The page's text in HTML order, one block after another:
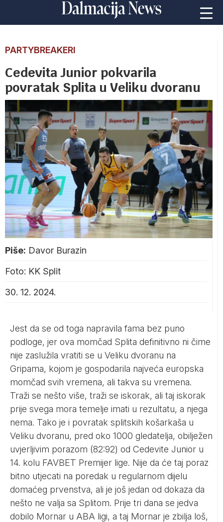
PARTYBREAKERI
Cedevita Junior pokvarila
povratak Splita u Veliku dvoranu
Piše: Davor Burazin
Foto: KK Split
30. 12. 2024.
Jest da se od toga napravila fama bez puno
podloge, jer ova momčad Splita definitivno ni čime
nije zaslužila vratiti se u Veliku dvoranu na
Gripama, kojom je gospodarila najveća europska
momčad svih vremena, ali takva su vremena.
Traži se nešto više, traži se iskorak, ali taj iskorak
prije svega mora temelje imati u rezultatu, a njega
nema. Tako je i povratak splitskih košarkaša u
Veliku dvoranu, pred oko 1000 gledatelja, obilježen
uvjerljivim porazom (82:92) od Cedevite Junior u
14. kolu FAVBET Premijer lige. Nije da će taj poraz
bitno utjecati na poredak u regularnom dijelu
domaćeg prvenstva, ali je još jedan od dokaza da
nešto ne valja sa Splitom. Prije tri dana se jedva
dobilo Mornar u ABA ligi, a taj Mornar je zbilja loš,